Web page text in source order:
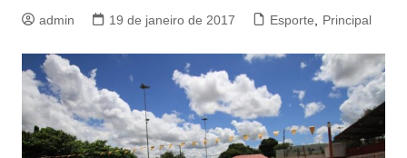
admin 19 de janeiro de 2017 Esporte Principal